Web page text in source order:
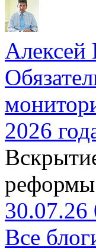
Алексей
2026
реформы
30.07.26
Все